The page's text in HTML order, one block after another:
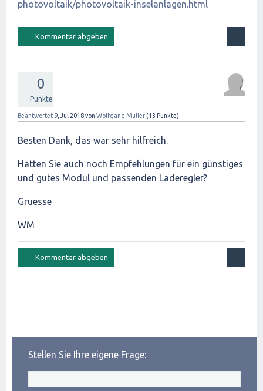
photovoltaik/photovoltaik-inselanlagen.html
0
Punkte
Beantwortet 9, Jul 2018von Wolfgang Müller (13 Punkte)
Besten Dank, das war sehr hilfreich.
Hätten Sie auch noch Empfehlungen für ein günstiges
und gutes Modul und passenden Laderegler?
Gruesse
WM
Stellen Sie Ihre eigene Frage: